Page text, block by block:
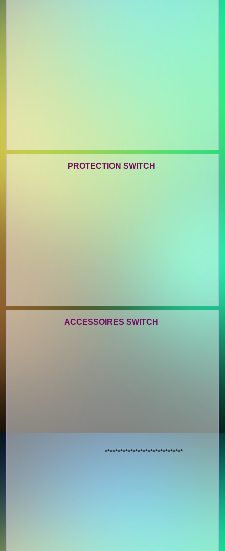
PROTECTION SWITCH
ACCESSOIRES SWITCH
*******************************